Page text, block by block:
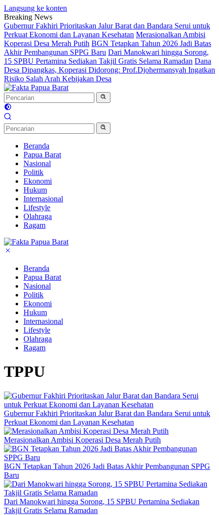
Langsung ke konten
Breaking News
Gubernur Fakhiri Prioritaskan Jalur Barat dan Bandara Serui untuk
Perkuat Ekonomi dan Layanan Kesehatan Merasionalkan Ambisi
Koperasi Desa Merah Putih BGN Tetapkan Tahun 2026 Jadi Batas
Akhir Pembangunan SPPG Baru Dari Manokwari hingga Sorong,
15 SPBU Pertamina Sediakan Takjil Gratis Selama Ramadan Dana
Desa Dipangkas, Koperasi Didorong: Prof.Djohermansyah Ingatkan
Risiko Salah Arah Kebijakan Desa
Beranda
Papua Barat
Nasional
Politik
Ekonomi
Hukum
Internasional
Lifestyle
Olahraga
Ragam
Beranda
Papua Barat
Nasional
Politik
Ekonomi
Hukum
Internasional
Lifestyle
Olahraga
Ragam
TPPU
Gubernur Fakhiri Prioritaskan Jalur Barat dan Bandara Serui untuk
Perkuat Ekonomi dan Layanan Kesehatan
Merasionalkan Ambisi Koperasi Desa Merah Putih
BGN Tetapkan Tahun 2026 Jadi Batas Akhir Pembangunan SPPG
Baru
Dari Manokwari hingga Sorong, 15 SPBU Pertamina Sediakan
Takjil Gratis Selama Ramadan